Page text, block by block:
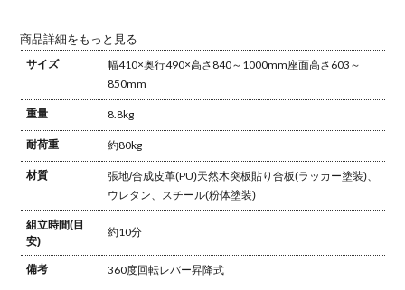
商品詳細をもっと見る
サイズ
幅410×奥行490×高さ840～1000mm座面高さ603～
850mm
重量 8.8kg
耐荷重 約80kg
材質 張地/合成皮革(PU)天然木突板貼り合板(ラッカー塗装)、
ウレタン、スチール(粉体塗装)
組立時間(目
安)
約10分
備考 360度回転レバー昇降式